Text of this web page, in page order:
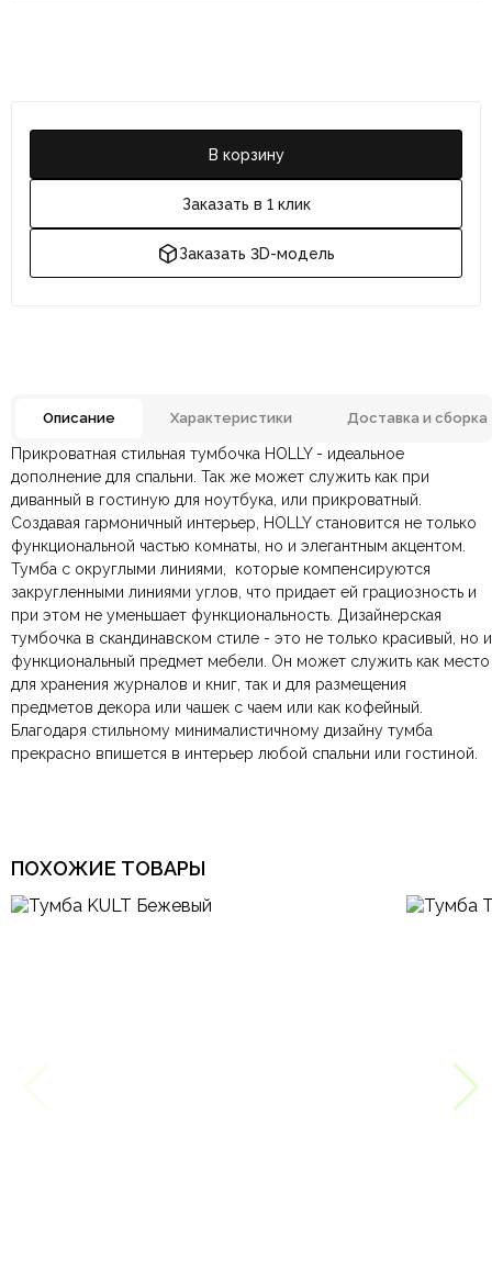
В корзину
Заказать в 1 клик
Заказать 3D-модель
Описание Характеристики Доставка и сборка
Прикроватная стильная тумбочка HOLLY - идеальное
дополнение для спальни. Так же может служить как при
диванный в гостиную для ноутбука, или прикроватный.
Создавая гармоничный интерьер, HOLLY становится не только
функциональной частью комнаты, но и элегантным акцентом.
Тумба с округлыми линиями, которые компенсируются
закругленными линиями углов, что придает ей грациозность и
при этом не уменьшает функциональность. Дизайнерская
тумбочка в скандинавском стиле - это не только красивый, но и
функциональный предмет мебели. Он может служить как место
для хранения журналов и книг, так и для размещения
предметов декора или чашек с чаем или как кофейный.
Благодаря стильному минималистичному дизайну тумба
прекрасно впишется в интерьер любой спальни или гостиной.
Цвет Серебро, Черный
Материал МДФ, Металл
Размеры ШxГxВ 400х360х600 мм.
Спальня
Тип продажи Под заказ
По всей России: отправляем через транспортную
компанию СДЭК. Срок доставки —до 7 дней.
По Москве и Санкт-Петербургу:быстрая
Яндекс.Доставка— доставка в день заказа.
Оплата в салоне-магазине— наличными или картой
при самовывозе.
Безналичная оплата по счёту— для юридических и
физических лиц.
Онлайн оплата картой— быстрая и безопасная через
сайт.
Отзывов ещё нет. Напишите первым.
Ваша общая оценка
Заголовок вашего отзыва
Этот отзыв основан на моём опыте и выражает моё личное
ПОХОЖИЕ ТОВАРЫ